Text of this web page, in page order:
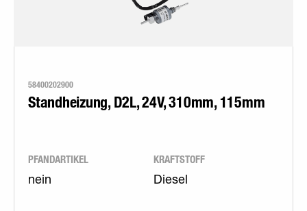
58400202900
Standheizung, D2L, 24V, 310mm, 115mm
PFANDARTIKEL
nein
KRAFTSTOFF
Diesel